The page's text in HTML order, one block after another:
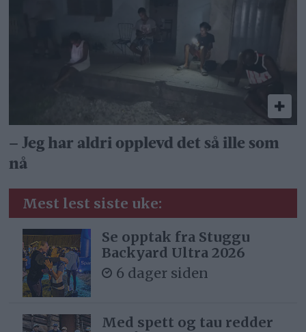
– Jeg har aldri opplevd det så ille som
nå
Mest lest siste uke:
Se opptak fra Stuggu
Backyard Ultra 2026
6 dager siden
Med spett og tau redder